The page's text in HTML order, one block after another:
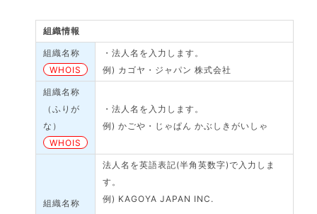
組織情報
組織名称
WHOIS
・法人名を入力します。
例) カゴヤ・ジャパン 株式会社
組織名称
（ふりが
な）
WHOIS
・法人名を入力します。
例) かごや・じゃぱん かぶしきがいしゃ
組織名称
法人名を英語表記(半角英数字)で入力しま
す。
例) KAGOYA JAPAN INC.